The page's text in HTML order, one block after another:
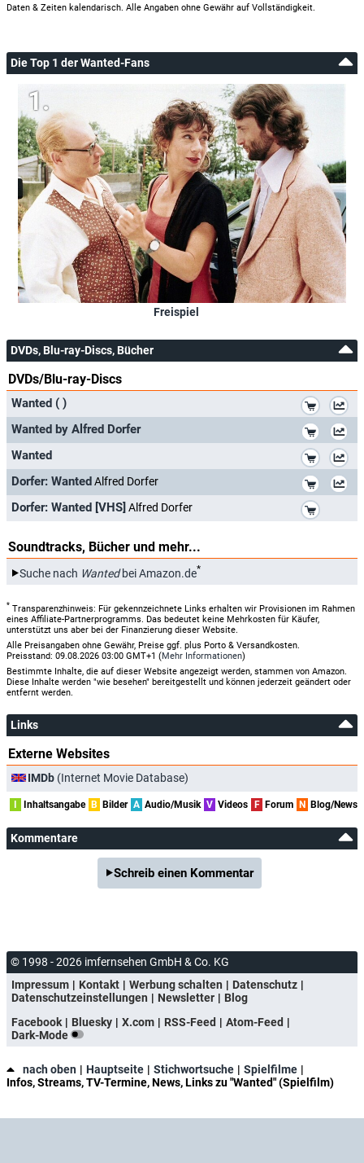
Daten & Zeiten kalendarisch. Alle Angaben ohne Gewähr auf Vollständigkeit.
Die Top 1 der Wanted-Fans
Freispiel
DVDs, Blu-ray-Discs, Bücher
DVDs/Blu-ray-Discs
Wanted ( )
Wanted by Alfred Dorfer
Wanted
Dorfer: Wanted Alfred Dorfer
Dorfer: Wanted [VHS] Alfred Dorfer
Soundtracks, Bücher und mehr...
Suche nach Wantedbei Amazon.de*
* Transparenzhinweis: Für gekennzeichnete Links erhalten wir Provisionen im Rahmen
eines Affiliate-Partnerprogramms. Das bedeutet keine Mehrkosten für Käufer,
unterstützt uns aber bei der Finanzierung dieser Website.
Alle Preisangaben ohne Gewähr, Preise ggf. plus Porto & Versandkosten.
Preisstand: 09.08.2026 03:00 GMT+1 (Mehr Informationen)
Bestimmte Inhalte, die auf dieser Website angezeigt werden, stammen von Amazon.
Diese Inhalte werden "wie besehen" bereitgestellt und können jederzeit geändert oder
entfernt werden.
Links
Externe Websites
IMDb (Internet Movie Database)
I Inhaltsangabe B Bilder A Audio/Musik V Videos F Forum N Blog/News
Kommentare
Schreib einen Kommentar
© 1998 - 2026 imfernsehen GmbH & Co. KG
Impressum
Kontakt Werbung schalten
Datenschutz
Datenschutzeinstellungen
Newsletter
Blog
Facebook
Bluesky X.com RSS-Feed
Atom-Feed
Dark-Mode
nach oben Hauptseite Stichwortsuche
Spielfilme
Infos, Streams, TV-Termine, News, Links zu "Wanted" (Spielfilm)